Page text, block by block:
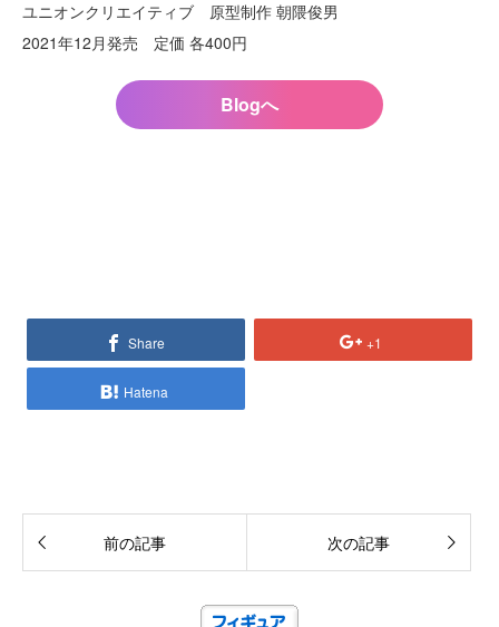
ユニオンクリエイティブ 原型制作 朝隈俊男
2021年12月発売 定価 各400円
Blogへ
Share +1
Hatena
前の記事 次の記事